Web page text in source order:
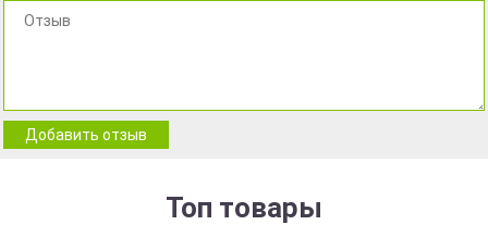
Добавить отзыв
Топ товары